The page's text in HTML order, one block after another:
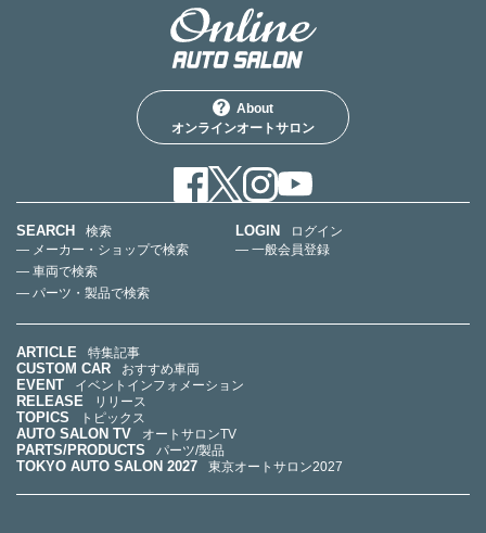
About
オンラインオートサロン
SEARCH
検索
— メーカー・ショップで検索
— 車両で検索
— パーツ・製品で検索
LOGIN
ログイン
— 一般会員登録
ARTICLE 特集記事
CUSTOM CAR おすすめ車両
EVENT イベントインフォメーション
RELEASE リリース
TOPICS トピックス
AUTO SALON TV オートサロンTV
PARTS/PRODUCTS パーツ/製品
TOKYO AUTO SALON 2027 東京オートサロン2027